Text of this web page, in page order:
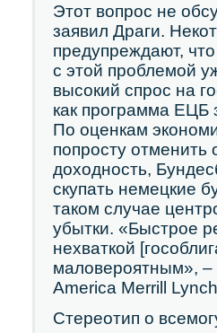
Этот вопрос не
заявил Драги.
предупреждают,
с этой проблемой
высокий спрос на
как программа ЕЦБ
По оценкам
попросту
доходность,
скупать немецкие
таком случае
убытки. «Быстрое
нехваткой
маловероятным», –
America Merrill
Стереотип о